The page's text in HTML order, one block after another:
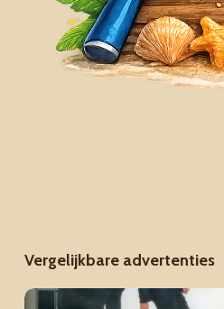
Vergelijkbare advertenties